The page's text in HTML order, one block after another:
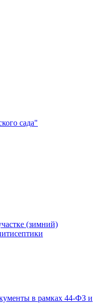
сада"
(зимний)
в рамках 44-ФЗ и